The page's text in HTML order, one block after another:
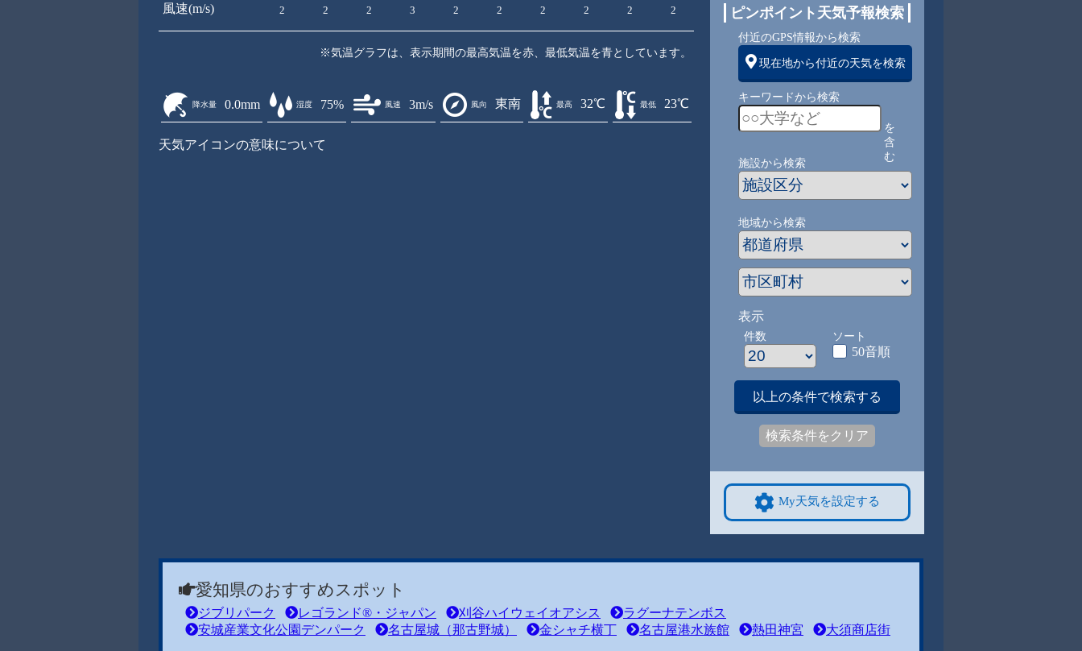
風速(m/s) 2 2 2 3 2 2 2 2 2 2 3 3 3 3
※気温グラフは、表示期間の最高気温を赤、最低気温を青としています。
降水量 0.0mm 湿度 75% 風速 3m/s 風向 東南 最高 32℃ 最低 23℃
天気アイコンの意味について
ピンポイント天気予報検索
付近のGPS情報から検索
現在地から付近の天気を検索
キーワードから検索
を
含
む
施設から検索
地域から検索
表示
件数 ソート
50音順
以上の条件で検索する
検索条件をクリア
My天気を設定する
愛知県のおすすめスポット
ジブリパーク レゴランド®・ジャパン 刈谷ハイウェイオアシス
ラグーナテンボス
安城産業文化公園デンパーク
名古屋城（那古野城） 金シャチ横丁 名古屋港水族館 熱田神宮 大須商店街